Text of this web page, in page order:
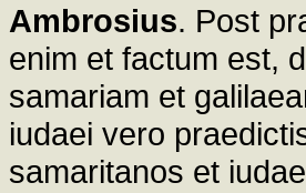
Ambrosius. Post
enim et factum est,
samariam et
iudaei vero
samaritanos et